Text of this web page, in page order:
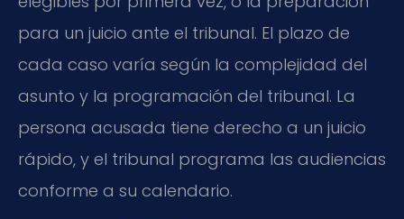
para un juicio ante el tribunal. El plazo de
cada caso varía según la complejidad del
asunto y la programación del tribunal. La
persona acusada tiene derecho a un juicio
rápido, y el tribunal programa las audiencias
conforme a su calendario.